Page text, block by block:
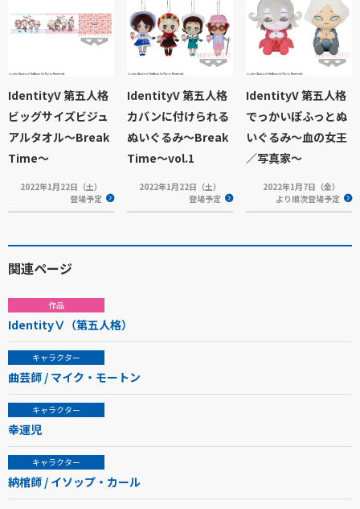
IdentityV 第五人格
ビッグサイズビジュ
アルタオル～Break
Time～
2022年1月22日（土）
登場予定
IdentityV 第五人格
カバンに付けられる
ぬいぐるみ～Break
Time～vol.1
2022年1月22日（土）
登場予定
IdentityV 第五人格
でっかいぽふっとぬ
いぐるみ～血の女王
／写真家～
2022年1月7日（金）
より順次登場予定
関連ページ
作品
IdentityⅤ（第五人格）
キャラクター
曲芸師 / マイク・モートン
キャラクター
幸運児
キャラクター
納棺師 / イソップ・カール